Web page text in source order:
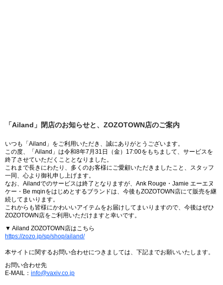
「Ailand」閉店のお知らせと、ZOZOTOWN店のご案内
いつも「Ailand」をご利用いただき、誠にありがとうございます。
この度、「Ailand」は令和8年7月31日（金）17:00をもちまして、サービスを
終了させていただくこととなりました。
これまで長きにわたり、多くのお客様にご愛顧いただきましたこと、スタッフ
一同、心より御礼申し上げます。
なお、Ailandでのサービスは終了となりますが、Ank Rouge・Jamie エーエヌ
ケー・Be mqinをはじめとするブランドは、今後もZOZOTOWN店にて販売を継
続してまいります。
これからも皆様にかわいいアイテムをお届けしてまいりますので、今後はぜひ
ZOZOTOWN店をご利用いただけますと幸いです。
▼ Ailand ZOZOTOWN店はこちら
https://zozo.jp/sp/shop/ailand/
本サイトに関するお問い合わせにつきましては、下記までお願いいたします。
お問い合わせ先
E-MAIL： info@vaxiv.co.jp